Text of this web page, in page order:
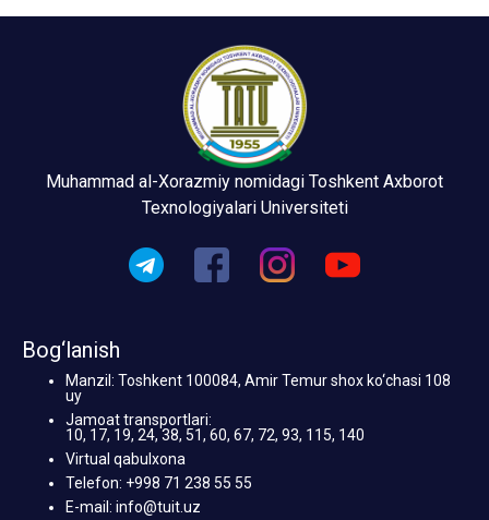
Muhammad al-Xorazmiy nomidagi Toshkent Axborot
Texnologiyalari Universiteti
Bog‘lanish
Manzil: Toshkent 100084, Amir Temur shox ko‘chasi 108
uy
Jamoat transportlari:
10, 17, 19, 24, 38, 51, 60, 67, 72, 93, 115, 140
Virtual qabulxona
Telefon: +998 71 238 55 55
E-mail: info@tuit.uz